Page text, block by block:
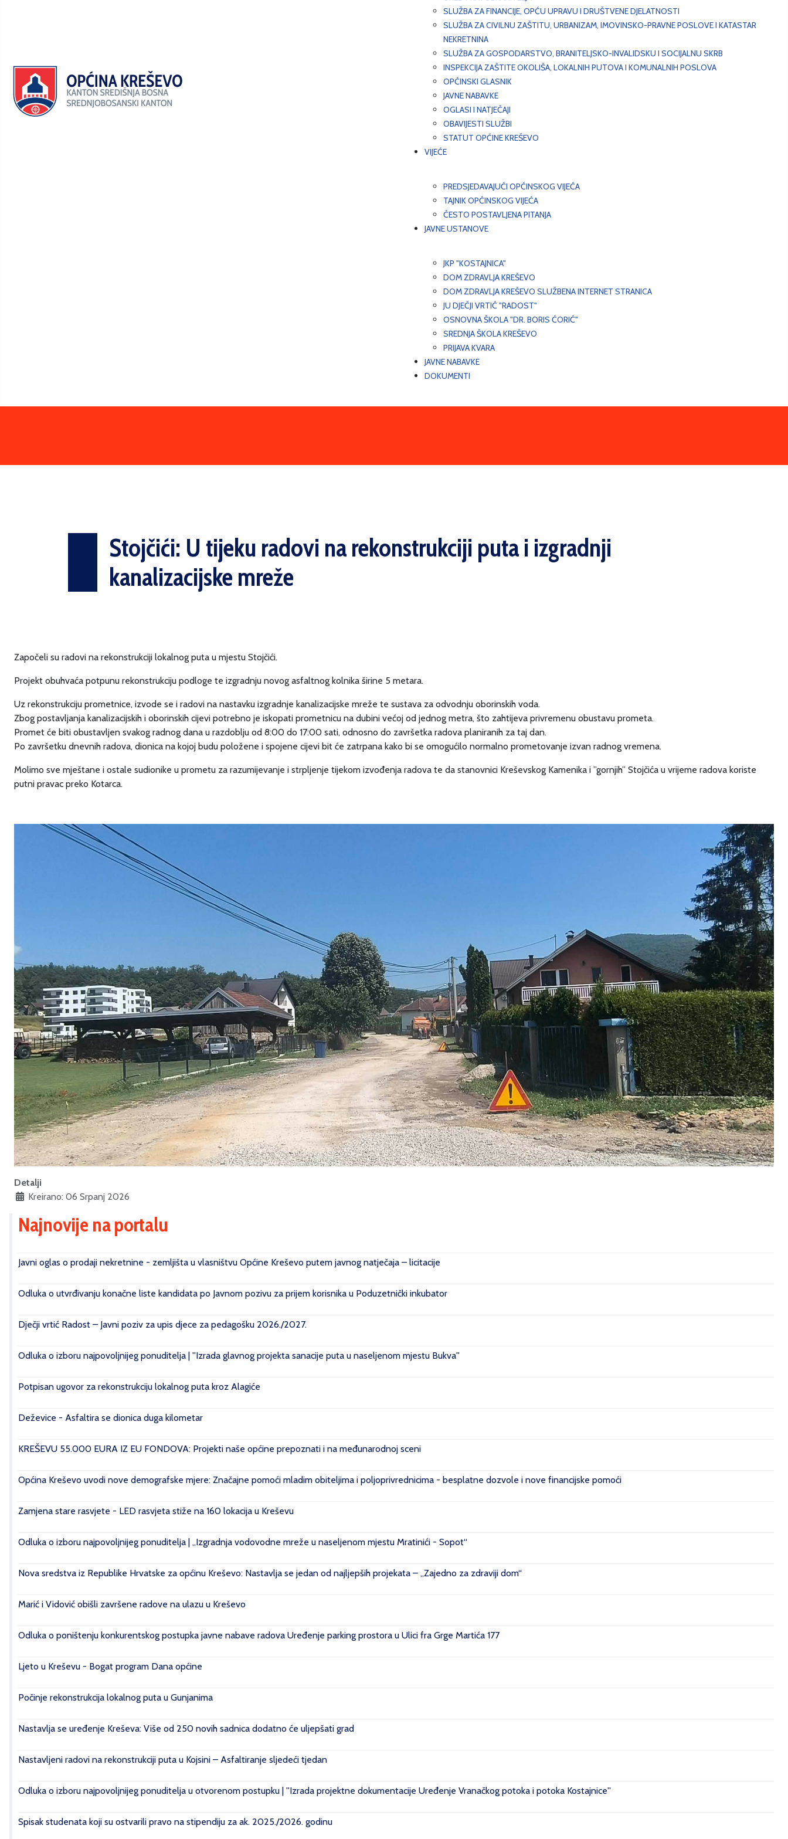
SLUŽBA ZA FINANCIJE, OPĆU UPRAVU I DRUŠTVENE DJELATNOSTI
SLUŽBA ZA CIVILNU ZAŠTITU, URBANIZAM, IMOVINSKO-PRAVNE POSLOVE I KATASTAR
NEKRETNINA
SLUŽBA ZA GOSPODARSTVO, BRANITELJSKO-INVALIDSKU I SOCIJALNU SKRB
INSPEKCIJA ZAŠTITE OKOLIŠA, LOKALNIH PUTOVA I KOMUNALNIH POSLOVA
OPĆINSKI GLASNIK
JAVNE NABAVKE
OGLASI I NATJEČAJI
OBAVIJESTI SLUŽBI
STATUT OPĆINE KREŠEVO
VIJEĆE
PREDSJEDAVAJUĆI OPĆINSKOG VIJEĆA
TAJNIK OPĆINSKOG VIJEĆA
ČESTO POSTAVLJENA PITANJA
JAVNE USTANOVE
JKP "KOSTAJNICA"
DOM ZDRAVLJA KREŠEVO
DOM ZDRAVLJA KREŠEVO SLUŽBENA INTERNET STRANICA
JU DJEČJI VRTIĆ "RADOST"
OSNOVNA ŠKOLA "DR. BORIS ĆORIĆ"
SREDNJA ŠKOLA KREŠEVO
PRIJAVA KVARA
JAVNE NABAVKE
DOKUMENTI
Stojčići: U tijeku radovi na rekonstrukciji puta i izgradnji
kanalizacijske mreže
Započeli su radovi na rekonstrukciji lokalnog puta u mjestu Stojčići.
Projekt obuhvaća potpunu rekonstrukciju podloge te izgradnju novog asfaltnog kolnika širine 5 metara.
Uz rekonstrukciju prometnice, izvode se i radovi na nastavku izgradnje kanalizacijske mreže te sustava za odvodnju oborinskih voda.
Zbog postavljanja kanalizacijskih i oborinskih cijevi potrebno je iskopati prometnicu na dubini većoj od jednog metra, što zahtijeva privremenu obustavu prometa.
Promet će biti obustavljen svakog radnog dana u razdoblju od 8:00 do 17:00 sati, odnosno do završetka radova planiranih za taj dan.
Po završetku dnevnih radova, dionica na kojoj budu položene i spojene cijevi bit će zatrpana kako bi se omogućilo normalno prometovanje izvan radnog vremena.
Molimo sve mještane i ostale sudionike u prometu za razumijevanje i strpljenje tijekom izvođenja radova te da stanovnici Kreševskog Kamenika i ”gornjih” Stojčića u vrijeme radova koriste
putni pravac preko Kotarca.
Detalji
Kreirano: 06 Srpanj 2026
Najnovije na portalu
Javni oglas o prodaji nekretnine - zemljišta u vlasništvu Općine Kreševo putem javnog natječaja – licitacije
Odluka o utvrđivanju konačne liste kandidata po Javnom pozivu za prijem korisnika u Poduzetnički inkubator
Dječji vrtić Radost – Javni poziv za upis djece za pedagošku 2026./2027.
Odluka o izboru najpovoljnijeg ponuditelja | ''Izrada glavnog projekta sanacije puta u naseljenom mjestu Bukva''
Potpisan ugovor za rekonstrukciju lokalnog puta kroz Alagiće
Deževice - Asfaltira se dionica duga kilometar
KREŠEVU 55.000 EURA IZ EU FONDOVA: Projekti naše općine prepoznati i na međunarodnoj sceni
Općina Kreševo uvodi nove demografske mjere: Značajne pomoći mladim obiteljima i poljoprivrednicima - besplatne dozvole i nove financijske pomoći
Zamjena stare rasvjete - LED rasvjeta stiže na 160 lokacija u Kreševu
Odluka o izboru najpovoljnijeg ponuditelja | „Izgradnja vodovodne mreže u naseljenom mjestu Mratinići - Sopot“
Nova sredstva iz Republike Hrvatske za općinu Kreševo: Nastavlja se jedan od najljepših projekata – „Zajedno za zdraviji dom“
Marić i Vidović obišli završene radove na ulazu u Kreševo
Odluka o poništenju konkurentskog postupka javne nabave radova Uređenje parking prostora u Ulici fra Grge Martića 177
Ljeto u Kreševu - Bogat program Dana općine
Počinje rekonstrukcija lokalnog puta u Gunjanima
Nastavlja se uređenje Kreševa: Više od 250 novih sadnica dodatno će uljepšati grad
Nastavljeni radovi na rekonstrukciji puta u Kojsini – Asfaltiranje sljedeći tjedan
Odluka o izboru najpovoljnijeg ponuditelja u otvorenom postupku | ''Izrada projektne dokumentacije Uređenje Vranačkog potoka i potoka Kostajnice''
Spisak studenata koji su ostvarili pravo na stipendiju za ak. 2025./2026. godinu